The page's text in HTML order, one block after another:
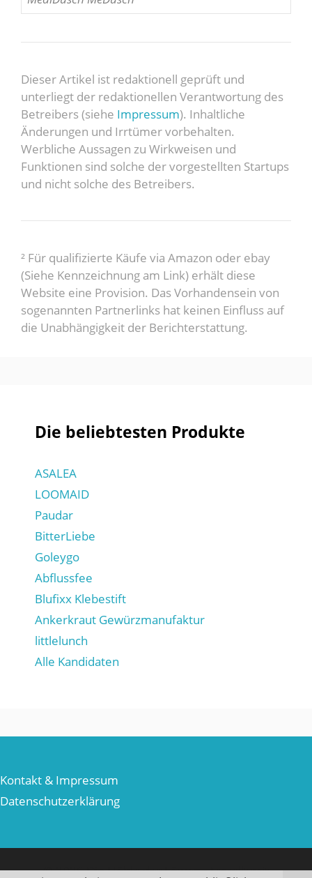
Dieser Artikel ist redaktionell geprüft und
unterliegt der redaktionellen Verantwortung des
Betreibers (siehe Impressum). Inhaltliche
Änderungen und Irrtümer vorbehalten.
Werbliche Aussagen zu Wirkweisen und
Funktionen sind solche der vorgestellten Startups
und nicht solche des Betreibers.
² Für qualifizierte Käufe via Amazon oder ebay
(Siehe Kennzeichnung am Link) erhält diese
Website eine Provision. Das Vorhandensein von
sogenannten Partnerlinks hat keinen Einfluss auf
die Unabhängigkeit der Berichterstattung.
Die beliebtesten Produkte
ASALEA
LOOMAID
Paudar
BitterLiebe
Goleygo
Abflussfee
Blufixx Klebestift
Ankerkraut Gewürzmanufaktur
littlelunch
Alle Kandidaten
Kontakt & Impressum
Datenschutzerklärung
© 2026 Die Höhle der Löwen• Erstellt mit